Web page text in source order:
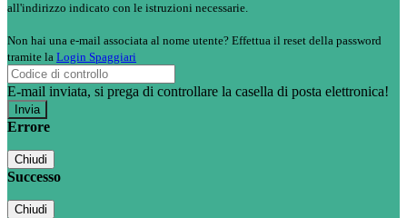
all'indirizzo indicato con le istruzioni necessarie.
Non hai una e-mail associata al nome utente? Effettua il reset della password
tramite la Login Spaggiari
E-mail inviata, si prega di controllare la casella di posta elettronica!
Errore
Chiudi
Successo
Chiudi